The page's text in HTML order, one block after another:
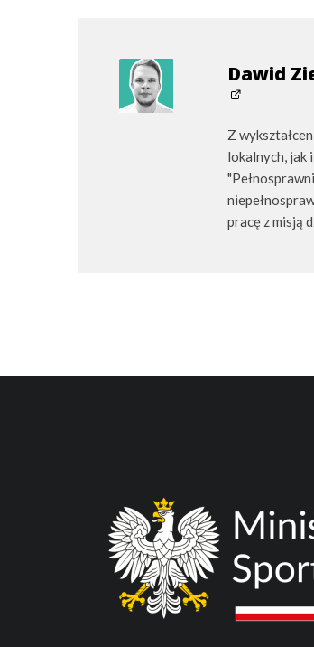
Dawid
Z
lokalnych, jak
pracę z misją